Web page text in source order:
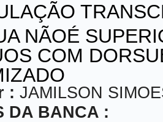
NÃOÉ
COM
: JAMILSON
DA BANCA :